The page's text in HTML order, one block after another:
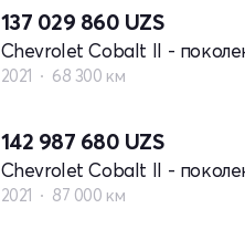
137 029 860 UZS
2021 68 300 км
142 987 680 UZS
2021 87 000 км